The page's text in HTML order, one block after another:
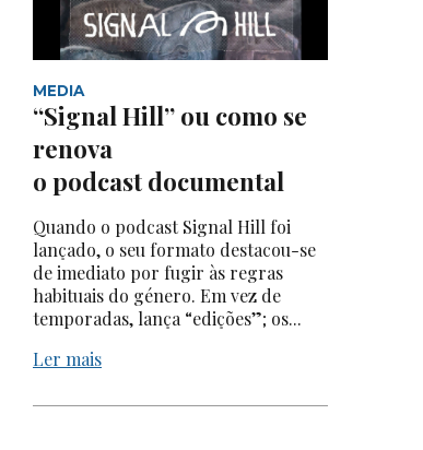
MEDIA
“Signal Hill” ou como se
renova
o podcast documental
Quando o podcast Signal Hill foi
lançado, o seu formato destacou-se
de imediato por fugir às regras
habituais do género. Em vez de
temporadas, lança “edições”; os...
Ler mais